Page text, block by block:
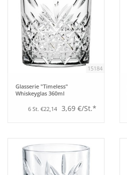
15184
Glasserie "Timeless"
Whiskeyglas 360ml
6 St. €22,14 3,69 €/St.*